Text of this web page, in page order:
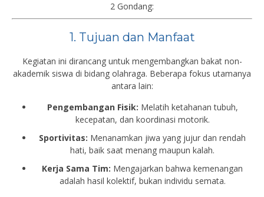
2 Gondang:
1. Tujuan dan Manfaat
Kegiatan ini dirancang untuk mengembangkan bakat non-
akademik siswa di bidang olahraga. Beberapa fokus utamanya
antara lain:
Pengembangan Fisik: Melatih ketahanan tubuh,
kecepatan, dan koordinasi motorik.
Sportivitas: Menanamkan jiwa yang jujur dan rendah
hati, baik saat menang maupun kalah.
Kerja Sama Tim: Mengajarkan bahwa kemenangan
adalah hasil kolektif, bukan individu semata.